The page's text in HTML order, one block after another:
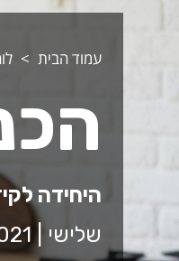
עמוד הבית
היחידה
שלישי | 19.01.2021 | 17:00 | זום